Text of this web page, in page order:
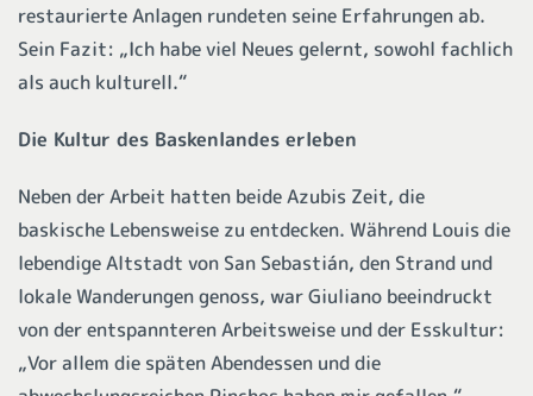
restaurierte Anlagen rundeten seine Erfahrungen ab.
Sein Fazit: „Ich habe viel Neues gelernt, sowohl fachlich
als auch kulturell.“
Die Kultur des Baskenlandes erleben
Neben der Arbeit hatten beide Azubis Zeit, die
baskische Lebensweise zu entdecken. Während Louis die
lebendige Altstadt von San Sebastián, den Strand und
lokale Wanderungen genoss, war Giuliano beeindruckt
von der entspannteren Arbeitsweise und der Esskultur:
„Vor allem die späten Abendessen und die